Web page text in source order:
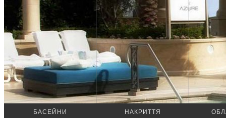
БАСЕЙНИ НАКРИТТЯ